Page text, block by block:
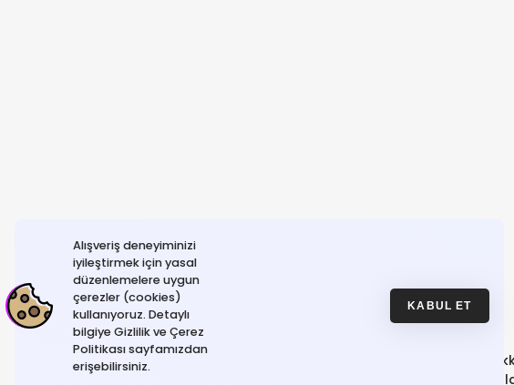
Alışveriş deneyiminizi
iyileştirmek için yasal
düzenlemelere uygun
çerezler (cookies)
kullanıyoruz. Detaylı
bilgiye Gizlilik ve Çerez
Politikası sayfamızdan
erişebilirsiniz.
KABUL ET
© NeGelse , 2025